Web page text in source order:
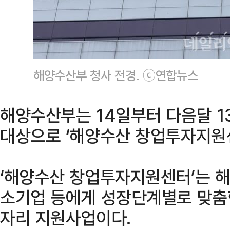
해양수산부 청사 전경. ⓒ연합뉴스
해양수산부는 14일부터 다음달
대상으로 ‘해양수산 창업투자지
‘해양수산 창업투자지원센터’는
소기업 등에게 성장단계별로 맞
자리 지원사업이다.